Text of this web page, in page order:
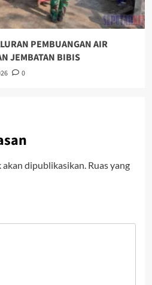
PEMBUANGAN AIR
JEMBATAN BIBIS
0
dipublikasikan. Ruas yang